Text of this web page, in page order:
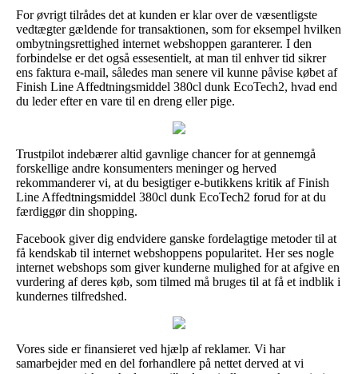
For øvrigt tilrådes det at kunden er klar over de væsentligste
vedtægter gældende for transaktionen, som for eksempel hvilken
ombytningsrettighed internet webshoppen garanterer. I den
forbindelse er det også essesentielt, at man til enhver tid sikrer
ens faktura e-mail, således man senere vil kunne påvise købet af
Finish Line Affedtningsmiddel 380cl dunk EcoTech2, hvad end
du leder efter en vare til en dreng eller pige.
Trustpilot indebærer altid gavnlige chancer for at gennemgå
forskellige andre konsumenters meninger og herved
rekommanderer vi, at du besigtiger e-butikkens kritik af Finish
Line Affedtningsmiddel 380cl dunk EcoTech2 forud for at du
færdiggør din shopping.
Facebook giver dig endvidere ganske fordelagtige metoder til at
få kendskab til internet webshoppens popularitet. Her ses nogle
internet webshops som giver kunderne mulighed for at afgive en
vurdering af deres køb, som tilmed må bruges til at få et indblik i
kundernes tilfredshed.
Vores side er finansieret ved hjælp af reklamer. Vi har
samarbejder med en del forhandlere på nettet derved at vi